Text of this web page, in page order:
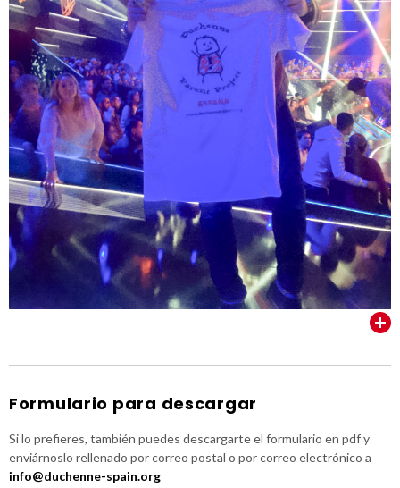
Formulario para descargar
Si lo prefieres, también puedes descargarte el formulario en pdf y
enviárnoslo rellenado por correo postal o por correo electrónico a
info@duchenne-spain.org